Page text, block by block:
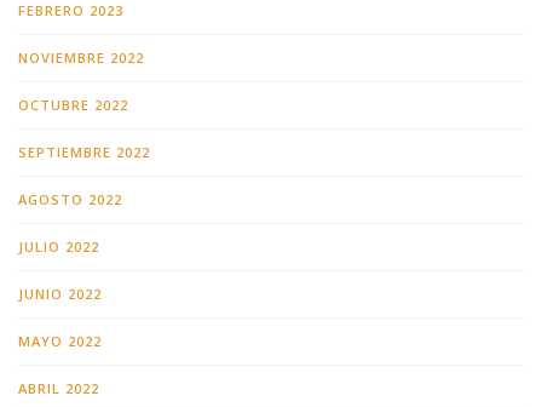
FEBRERO 2023
NOVIEMBRE 2022
OCTUBRE 2022
SEPTIEMBRE 2022
AGOSTO 2022
JULIO 2022
JUNIO 2022
MAYO 2022
ABRIL 2022